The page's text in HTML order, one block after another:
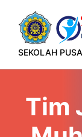
konten
SEKOLAH
Tim